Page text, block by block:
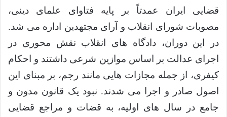
قضایی ایران عمدتاً بر پایه فتاوای علمای دینی،
مصوبات شورای انقلاب و آرای مجتهدین اداره می شد.
در این دوران، دادگاه های انقلاب نقش محوری در
اجرای عدالت بر اساس موازین شرعی داشتند و احکام
کیفری، از جمله مجازات هایی مانند رجم، بر مبنای این
اصول صادر و اجرا می شدند. نبود یک قانون مدون و
جامع در سال های اولیه، به قضات و مراجع قضایی